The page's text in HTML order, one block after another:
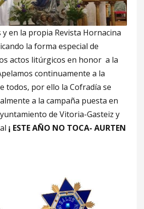
y en la propia Revista Hornacina
la forma especial de
actos litúrgicos en honor a la
continuamente a la
todos, por ello la Cofradía se
a la campaña puesta en
de Vitoria-Gasteiz y
¡ ESTE AÑO NO TOCA- AURTEN